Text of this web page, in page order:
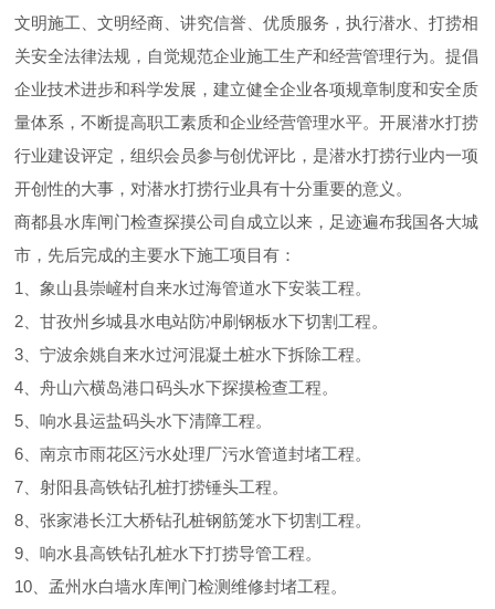
文明施工、文明经商、讲究信誉、优质服务，执行潜水、打捞相
关安全法律法规，自觉规范企业施工生产和经营管理行为。提倡
企业技术进步和科学发展，建立健全企业各项规章制度和安全质
量体系，不断提高职工素质和企业经营管理水平。开展潜水打捞
行业建设评定，组织会员参与创优评比，是潜水打捞行业内一项
开创性的大事，对潜水打捞行业具有十分重要的意义。
商都县水库闸门检查探摸公司自成立以来，足迹遍布我国各大城
市，先后完成的主要水下施工项目有：
1、象山县崇嵼村自来水过海管道水下安装工程。
2、甘孜州乡城县水电站防冲刷钢板水下切割工程。
3、宁波余姚自来水过河混凝土桩水下拆除工程。
4、舟山六横岛港口码头水下探摸检查工程。
5、响水县运盐码头水下清障工程。
6、南京市雨花区污水处理厂污水管道封堵工程。
7、射阳县高铁钻孔桩打捞锤头工程。
8、张家港长江大桥钻孔桩钢筋笼水下切割工程。
9、响水县高铁钻孔桩水下打捞导管工程。
10、孟州水白墙水库闸门检测维修封堵工程。